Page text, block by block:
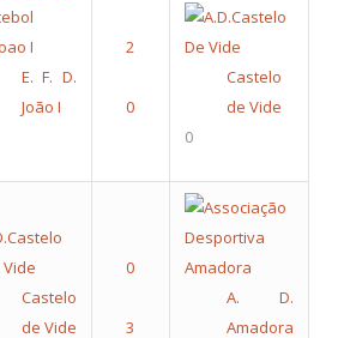
E. F. D.
João I
Castelo
de Vide
0
Castelo
de Vide
A. D.
Amadora